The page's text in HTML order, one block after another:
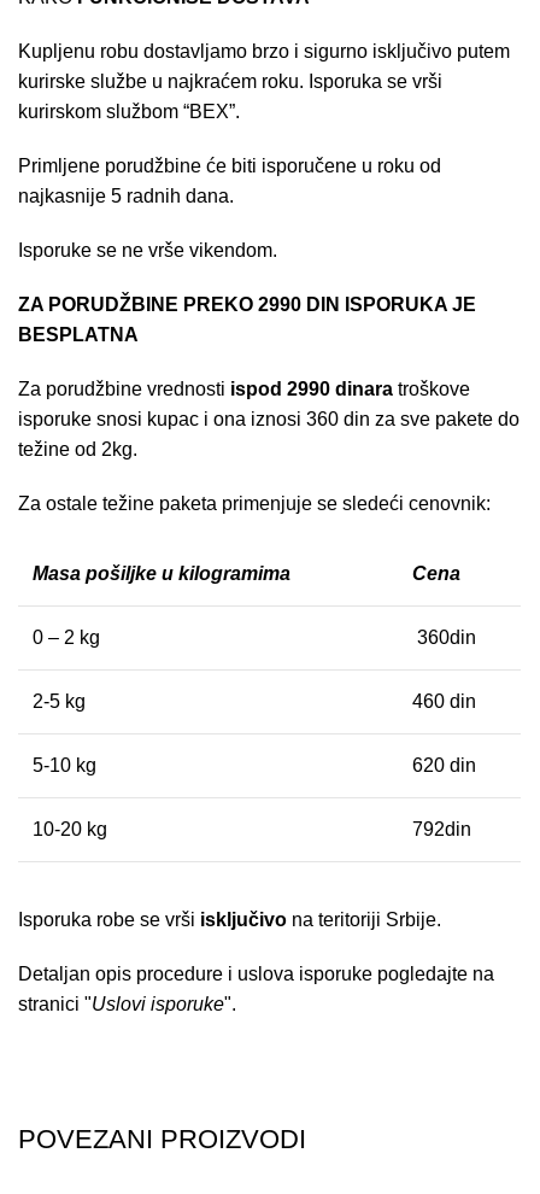
Kupljenu robu dostavljamo brzo i sigurno isključivo putem
kurirske službe u najkraćem roku. Isporuka se vrši
kurirskom službom “BEX”.
Primljene porudžbine će biti isporučene u roku od
najkasnije 5 radnih dana.
Isporuke se ne vrše vikendom.
ZA PORUDŽBINE PREKO 2990 DIN ISPORUKA JE
BESPLATNA
Za porudžbine vrednosti ispod 2990 dinara troškove
isporuke snosi kupac i ona iznosi 360 din za sve pakete do
težine od 2kg.
Za ostale težine paketa primenjuje se sledeći cenovnik:
Masa pošiljke u kilogramima Cena
0 – 2 kg 360din
2-5 kg 460 din
5-10 kg 620 din
10-20 kg 792din
Isporuka robe se vrši isključivo na teritoriji Srbije.
Detaljan opis procedure i uslova isporuke pogledajte na
stranici "Uslovi isporuke".
POVEZANI PROIZVODI